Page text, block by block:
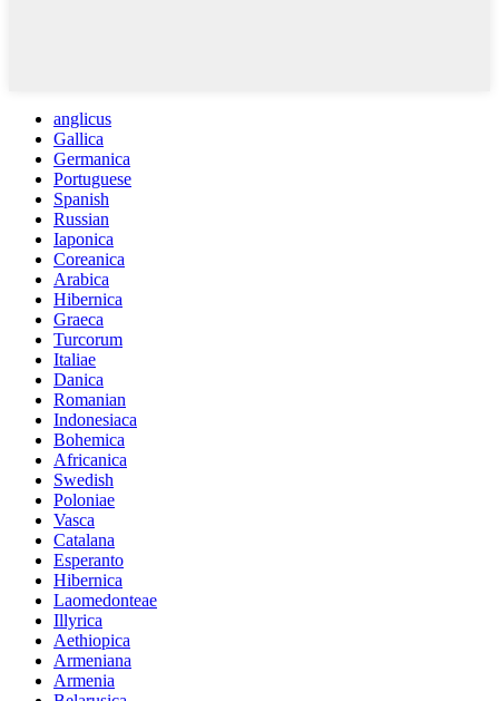
anglicus
Gallica
Germanica
Portuguese
Spanish
Russian
Iaponica
Coreanica
Arabica
Hibernica
Graeca
Turcorum
Italiae
Danica
Romanian
Indonesiaca
Bohemica
Africanica
Swedish
Poloniae
Vasca
Catalana
Esperanto
Hibernica
Laomedonteae
Illyrica
Aethiopica
Armeniana
Armenia